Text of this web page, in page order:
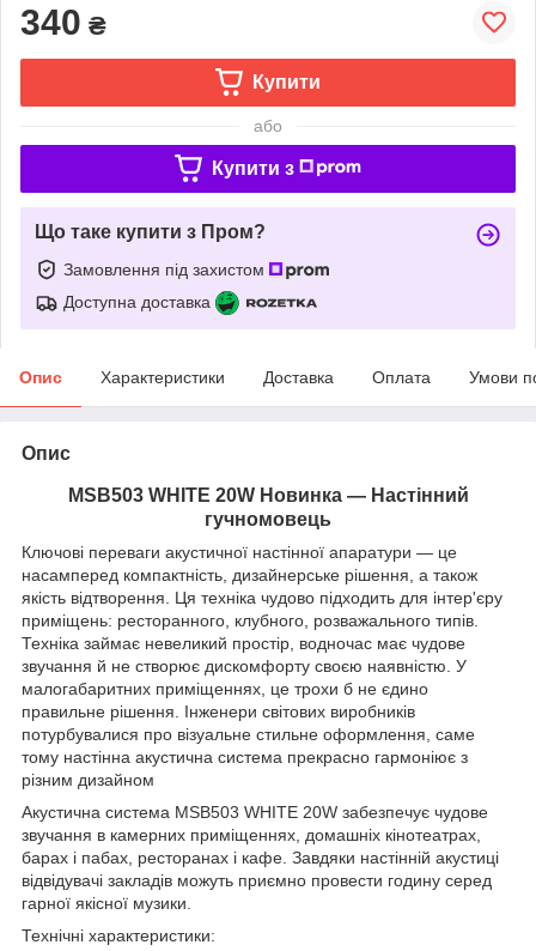
340 ₴
Купити
або
Купити з
Що таке купити з Пром?
Замовлення під захистом
Доступна доставка
Опис Характеристики Доставка Оплата Умови
Опис
MSB503 WHITE 20W Новинка — Настінний
гучномовець
Ключові переваги акустичної настінної апаратури — це
насамперед компактність, дизайнерське рішення, а також
якість відтворення. Ця техніка чудово підходить для інтер'єру
приміщень: ресторанного, клубного, розважального типів.
Техніка займає невеликий простір, водночас має чудове
звучання й не створює дискомфорту своєю наявністю. У
малогабаритних приміщеннях, це трохи б не єдино
правильне рішення. Інженери світових виробників
потурбувалися про візуальне стильне оформлення, саме
тому настінна акустична система прекрасно гармоніює з
різним дизайном
Акустична система MSB503 WHITE 20W забезпечує чудове
звучання в камерних приміщеннях, домашніх кінотеатрах,
барах і пабах, ресторанах і кафе. Завдяки настінній акустиці
відвідувачі закладів можуть приємно провести годину серед
гарної якісної музики.
Технічні характеристики: